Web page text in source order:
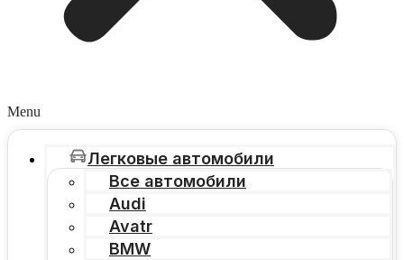
Menu
Легковые автомобили
Все автомобили
Audi
Avatr
BMW